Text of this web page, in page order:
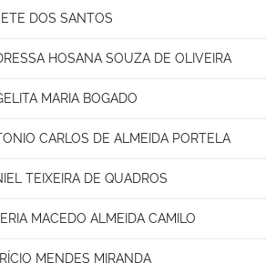
DOS SANTOS
HOSANA SOUZA DE OLIVEIRA
MARIA BOGADO
CARLOS DE ALMEIDA PORTELA
TEIXEIRA DE QUADROS
MACEDO ALMEIDA CAMILO
MENDES MIRANDA